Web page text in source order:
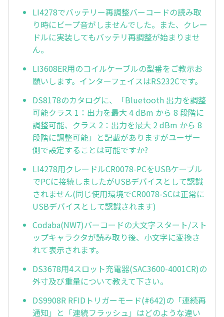
LI4278でバッテリー再調整バーコードの読み取
り時にビープ音がしませんでした。また、クレー
ドルに実装してもバッテリ再調整が始まりませ
ん。
LI3608ER用のコイルケーブルの型番をご教示お
願いします。インターフェイスはRS232Cです。
DS8178のカタログに、「Bluetooth 出力を調整
可能クラス 1：出力を最大 4 dBm から 8 段階に
調整可能、クラス 2：出力を最大 2 dBm から 8
段階に調整可能」と記載がありますがユーザー
側で設定することは可能ですか?
LI4278用クレードルCR0078-PCをUSBケーブル
でPCに接続しましたがUSBデバイスとして認識
されません(同じ使用環境でCR0078-SCは正常に
USBデバイスとして認識されます)
Codaba(NW7)バーコードの大文字スタート/スト
ップキャラクタが読み取り後、小文字に変換さ
れて表示されます。
DS3678用4スロット充電器(SAC3600-4001CR)の
外寸及び重量について教えて下さい。
DS9908R RFIDトリガーモード(#642)の「連続再
通知」と「連続フラッシュ」はどのような違い